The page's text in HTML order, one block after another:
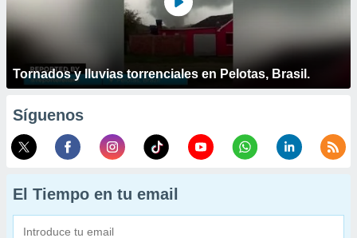
Tornados y lluvias torrenciales en Pelotas, Brasil.
Síguenos
El Tiempo en tu email